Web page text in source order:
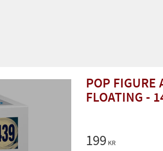
POP FIGURE
FLOATING -
199 KR